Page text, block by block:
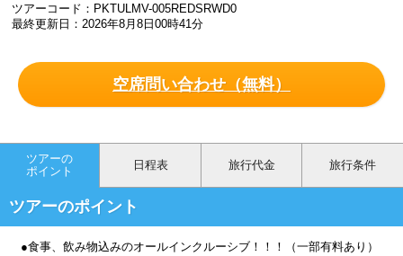
ツアーコード：PKTULMV-005REDSRWD0
最終更新日：2026年8月8日00時41分
空席問い合わせ（無料）
ツアーの
ポイント
日程表 旅行代金 旅行条件
ツアーのポイント
●食事、飲み物込みのオールインクルーシブ！！！（一部有料あり）